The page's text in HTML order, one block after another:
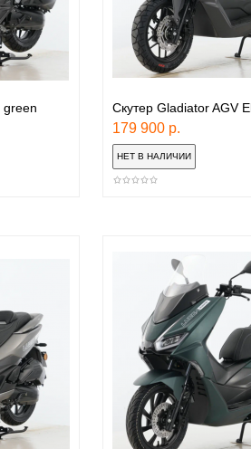
green Скутер Gladiator AGV
179 900 р.